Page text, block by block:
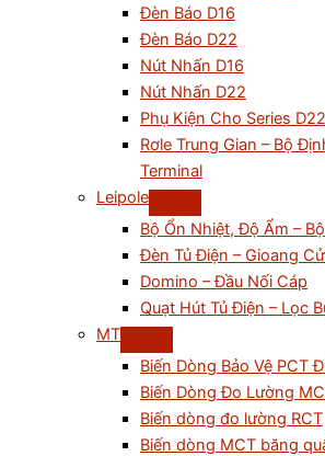
Đèn Báo D16
Đèn Báo D22
Nút Nhấn D16
Nút Nhấn D22
Phụ Kiện Cho Series D22
Rơle Trung Gian – Bộ
Terminal
Leipole
Bộ Ổn Nhiệt, Độ Ẩm –
Đèn Tủ Điện – Gioang
Domino – Đầu Nối Cáp
Quạt Hút Tủ Điện – Lọc
MT
Biến Dòng Bảo Vệ PCT
Biến Dòng Đo Lường
Biến dòng đo lường RCT
Biến dòng MCT băng